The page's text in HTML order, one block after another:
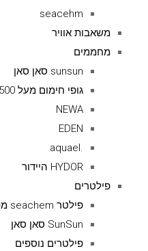
seacehm
משאבות אוויר
מחממים
sunsun סאן סאן
גופי חימום מעל 500 W
NEWA
EDEN
HYDOR היידור
פילטרים
פילטר seachem מפל סיכם
SunSun סאן סאן
פילטרים נוספים